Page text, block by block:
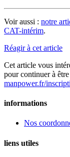
Voir aussi : notre
CAT-intérim.
Réagir à cet article
Cet article vous
pour continuer à
manpower.fr/
informations
Nos
liens utiles